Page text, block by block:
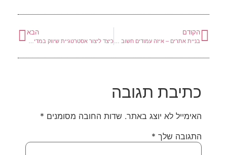
הקודם הבא
כתיבת תגובה
האימייל לא יוצג באתר. שדות החובה מסומנים *
התגובה שלך *